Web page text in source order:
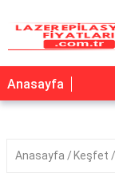
Anasayfa
Anasayfa Keşfet